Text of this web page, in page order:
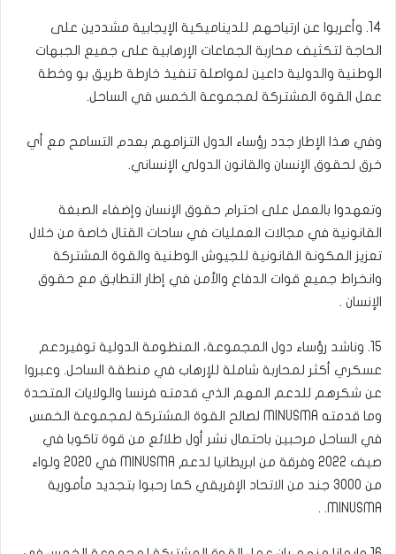
14. وأعربوا عن ارتياحهم للديناميكية الإيجابية مشددين على
الحاجة لتكثيف محاربة الجماعات الإرهابية على جميع الجبهات
الوطنية والدولية داعين لمواصلة تنفيذ خارطة طريق بو وخطة
عمل القوة المشتركة لمجموعة الخمس في الساحل.
وفي هذا الإطار جدد رؤساء الدول التزامهم بعدم التسامح مع أي
خرق لحقوق الإنسان والقانون الدولي الإنساني.
وتعهدوا بالعمل على احترام حقوق الإنسان وإضفاء الصبغة
القانونية في مجالات العمليات في ساحات القتال خاصة من خلال
تعزيز المكونة القانونية للجيوش الوطنية والقوة المشتركة
وانخراط جميع قوات الدفاع والأمن في إطار التطابق مع حقوق
الإنسان .
15. وناشد رؤساء دول المجموعة، المنظومة الدولية توفيردعم
عسكري أكثر لمحاربة شاملة للإرهاب في منطقة الساحل. وعبروا
عن شكرهم للدعم المهم الذي قدمته فرنسا والولايات المتحدة
وما قدمته MINUSMA لصالح القوة المشتركة لمجموعة الخمس
في الساحل مرحبين باحتمال نشر أول طلائع من قوة تاكوبا في
صيف 2022 وفرقة من ابريطانيا لدعم MINUSMA في 2020 ولواء
من 3000 جند من الاتحاد الإفريقي كما رحبوا بتجديد مأمورية
MINUSMA. .